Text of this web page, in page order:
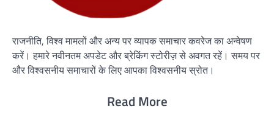
राजनीति, विश्व मामलों और अन्य पर व्यापक समाचार कवरेज का अन्वेषण
करें। हमारे नवीनतम अपडेट और ब्रेकिंग स्टोरीज़ से अवगत रहें। समय पर
और विश्वसनीय समाचारों के लिए आपका विश्वसनीय स्रोत।
Read More